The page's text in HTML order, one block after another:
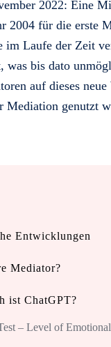
2022: Eine
2004 für die
im Laufe der Zeit
bis dato
auf dieses
genutzt
Entwicklungen
Mediator?
ist ChatGPT?
– Level of